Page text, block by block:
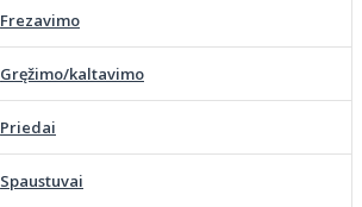
Frezavimo
Gręžimo/kaltavimo
Priedai
Spaustuvai